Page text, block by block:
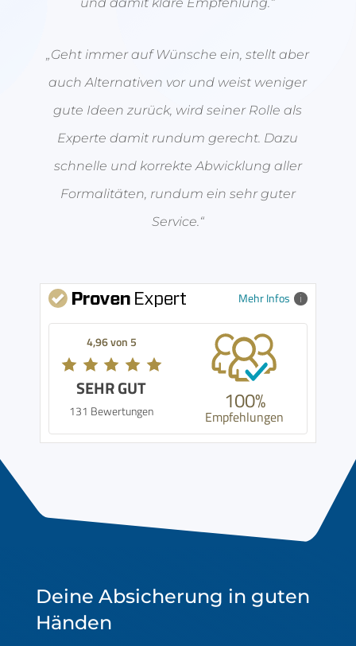
und damit klare Empfehlung.“
„Geht immer auf Wünsche ein, stellt aber
auch Alternativen vor und weist weniger
gute Ideen zurück, wird seiner Rolle als
Experte damit rundum gerecht. Dazu
schnelle und korrekte Abwicklung aller
Formalitäten, rundum ein sehr guter
Service.“
Mehr Infos
4,96 von 5
SEHR GUT
131 Bewertungen 100%
Empfehlungen
Deine Absicherung in guten
Händen